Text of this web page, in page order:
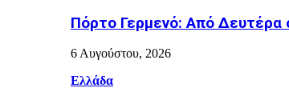
Πόρτο Γερμενό: Από Δευτέρα
6 Αυγούστου, 2026
Ελλάδα